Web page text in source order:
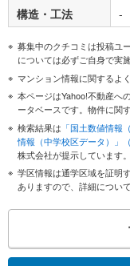
構造・工法
-
募集中のクチコミは投稿ユ
については必ずご自身で実
マンション情報に関するよ
本ページはYahoo!不動産へ
ータベースです。物件に関
検索結果は 「国土数値情報
情報（中学校区データ）」
株式会社が提示しています。
学区情報は通学区域を証明
ありますので、詳細につい